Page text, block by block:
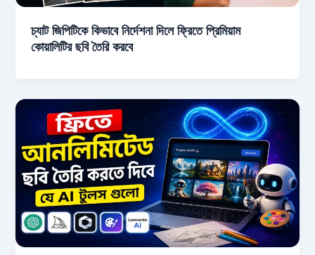
চ্যাট জিপিটিকে কিভাবে নির্দেশনা দিলে ফ্রিতে প্রিমিয়াম
কোয়ালিটির ছবি তৈরি করবে